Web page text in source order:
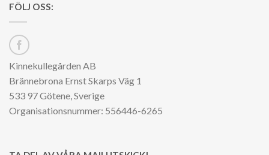
FÖLJ OSS:
Kinnekullegården AB
Brännebrona Ernst Skarps Väg 1
533 97 Götene, Sverige
Organisationsnummer: 556446-6265